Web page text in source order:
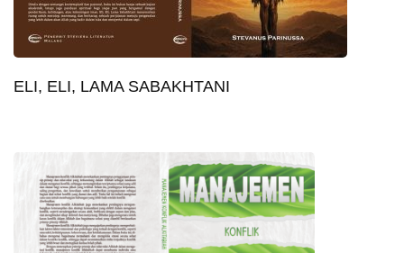
ELI, ELI, LAMA SABAKHTANI